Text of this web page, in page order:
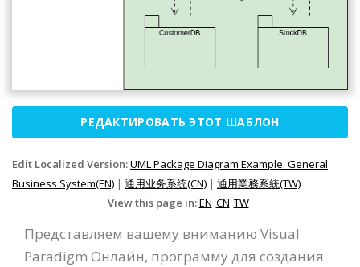
РЕДАКТИРОВАТЬ ЭТОТ ШАБЛОН
Edit Localized Version:UML Package Diagram Example: General
Business System(EN) | 通用业务系统(CN) | 通用業務系統(TW)
View this page in:EN CN TW
Представляем вашему вниманию Visual
Paradigm Онлайн, программу для создания